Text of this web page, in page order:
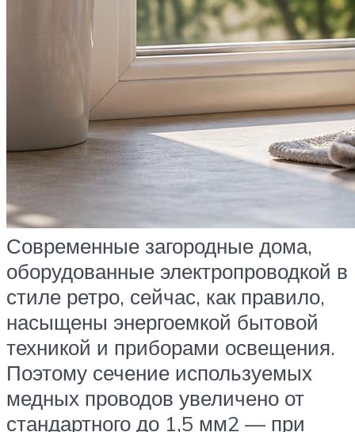
Современные загородные дома,
оборудованные электропроводкой в
стиле ретро, сейчас, как правило,
насыщены энергоемкой бытовой
техникой и приборами освещения.
Поэтому сечение используемых
медных проводов увеличено от
стандартного до 1,5 мм2 — при